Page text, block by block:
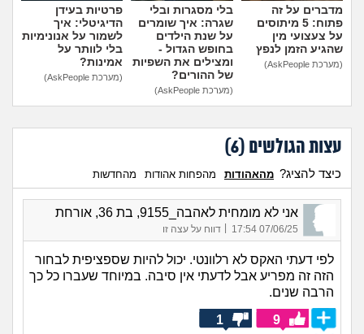
מדברים על זה
פתוח: 5 מיתוסים
על צעצועי מין
שהגיע הזמן לנפץ
(מערכת AskPeople)
בלי מסגרות ובלי
שגרה: איך שומרים
על שנת הילדים
בחופש הגדול -
ומצילים את השפיות
של ההורים?
(מערכת AskPeople)
פרטיות בעידן
הדיגיטלי: איך
לשמור על אנונימיות
בלי לוותר על
אמינות?
(מערכת AskPeople)
עצות הגולשים (6
)
כיצד להציג? מהאהודות מהפחות אהודות מהחדשות
אני לא מומחית לאהבה_9155, בת 36, אורחת
07/06/25 17:54 דווח על עצה זו
לפי דעתי האקס לא רלוונטי. יכול להיות שספציפית לבחור
הזה זה מפריע אבל לדעתי אין סיבה. במיוחד שעברו כל כך
הרבה שנים.
9
1